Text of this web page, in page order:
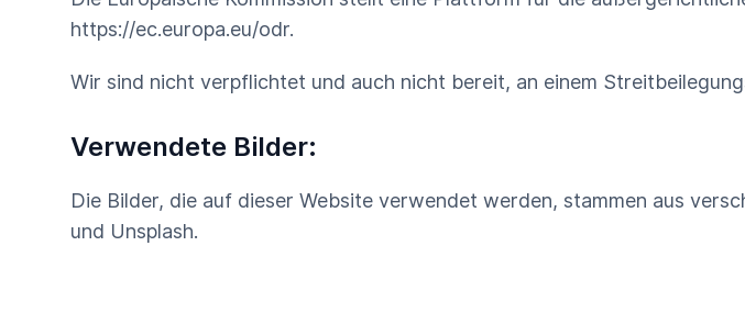
https://ec.europa.eu/odr.
Wir sind nicht verpflichtet und auch nicht bereit, an einem
Verwendete Bilder:
Die Bilder, die auf dieser Website verwendet werden, stammen aus
und Unsplash.